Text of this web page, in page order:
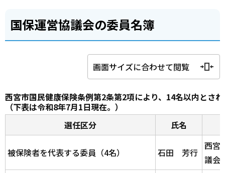
国保運営協議会の委員名簿
画面サイズに合わせて閲覧
西宮市国民健康保険条例第2条第2項により、14名以内とさ
（下表は令和8年7月1日現在。）
選任区分
氏名
被保険者を代表する委員（4名） 石田 芳行
西宮
議会